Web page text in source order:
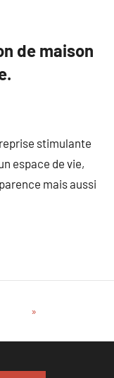
de maison
stimulante
espace de vie,
mais aussi
Articles
»